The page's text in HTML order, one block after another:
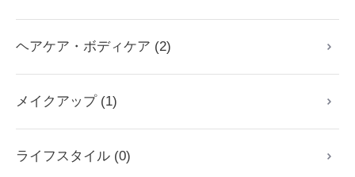
ヘアケア・ボディケア (2)
メイクアップ (1)
ライフスタイル (0)